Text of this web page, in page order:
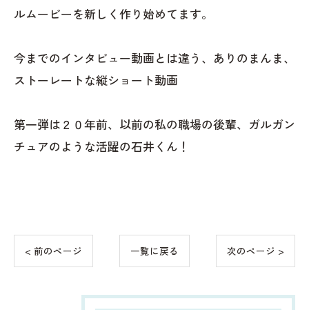
ルムービーを新しく作り始めてます。
今までのインタビュー動画とは違う、ありのまんま、
ストーレートな縦ショート動画
第一弾は２０年前、以前の私の職場の後輩、ガルガン
チュアのような活躍の石井くん！
< 前のページ 一覧に戻る 次のページ >